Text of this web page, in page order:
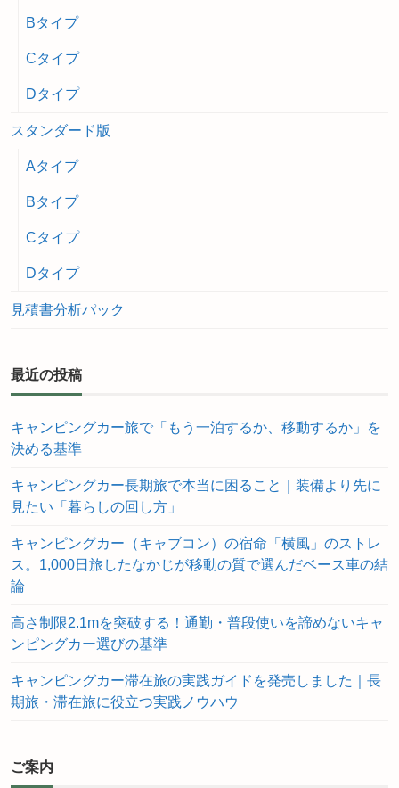
Bタイプ
Cタイプ
Dタイプ
スタンダード版
Aタイプ
Bタイプ
Cタイプ
Dタイプ
見積書分析パック
最近の投稿
キャンピングカー旅で「もう一泊するか、移動するか」を
決める基準
キャンピングカー長期旅で本当に困ること｜装備より先に
見たい「暮らしの回し方」
キャンピングカー（キャブコン）の宿命「横風」のストレ
ス。1,000日旅したなかじが移動の質で選んだベース車の結
論
高さ制限2.1mを突破する！通勤・普段使いを諦めないキャ
ンピングカー選びの基準
キャンピングカー滞在旅の実践ガイドを発売しました｜長
期旅・滞在旅に役立つ実践ノウハウ
ご案内